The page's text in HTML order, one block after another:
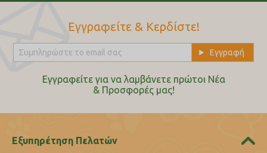
Εγγραφείτε & Κερδίστε!
Εγγραφείτε για να λαμβάνετε πρώτοι Nέα
& Προσφορές μας!
Εξυπηρέτηση Πελατών